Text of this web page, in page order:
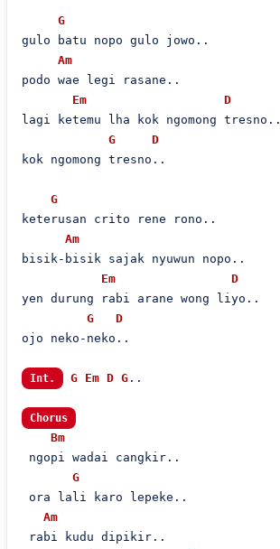
G
gulo batu nopo gulo jowo..
Am
podo wae legi rasane..
Em
D
lagi ketemu lha kok ngomong tresno..
G
D
kok ngomong tresno..
G
keterusan crito rene rono..
Am
bisik-bisik sajak nyuwun nopo..
Em
D
yen durung rabi arane wong liyo..
G
D
ojo neko-neko..
Int. G Em D G..
Chorus
Bm
ngopi wadai cangkir..
G
ora lali karo lepeke..
Am
rabi kudu dipikir..